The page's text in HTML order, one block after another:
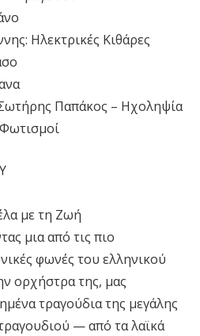
Ηλεκτρικές Κιθάρες
Παπάκος – Ηχοληψία
με τη Ζωή
μια από τις πιο
φωνές του ελληνικού
ορχήστρα της, μας
τραγούδια της μεγάλης
— από τα λαϊκά